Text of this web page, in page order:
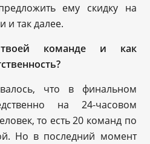
ему скидку на
и так далее.
команде и как
что в финальном
на 24-часовом
то есть 20 команд по
Но в последний момент